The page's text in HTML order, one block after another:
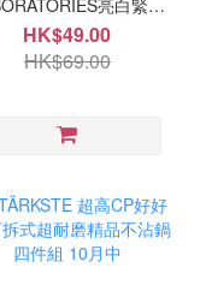
臻稀光萃水凝霜50ml
10月中
HK$49.00
HK$69.00